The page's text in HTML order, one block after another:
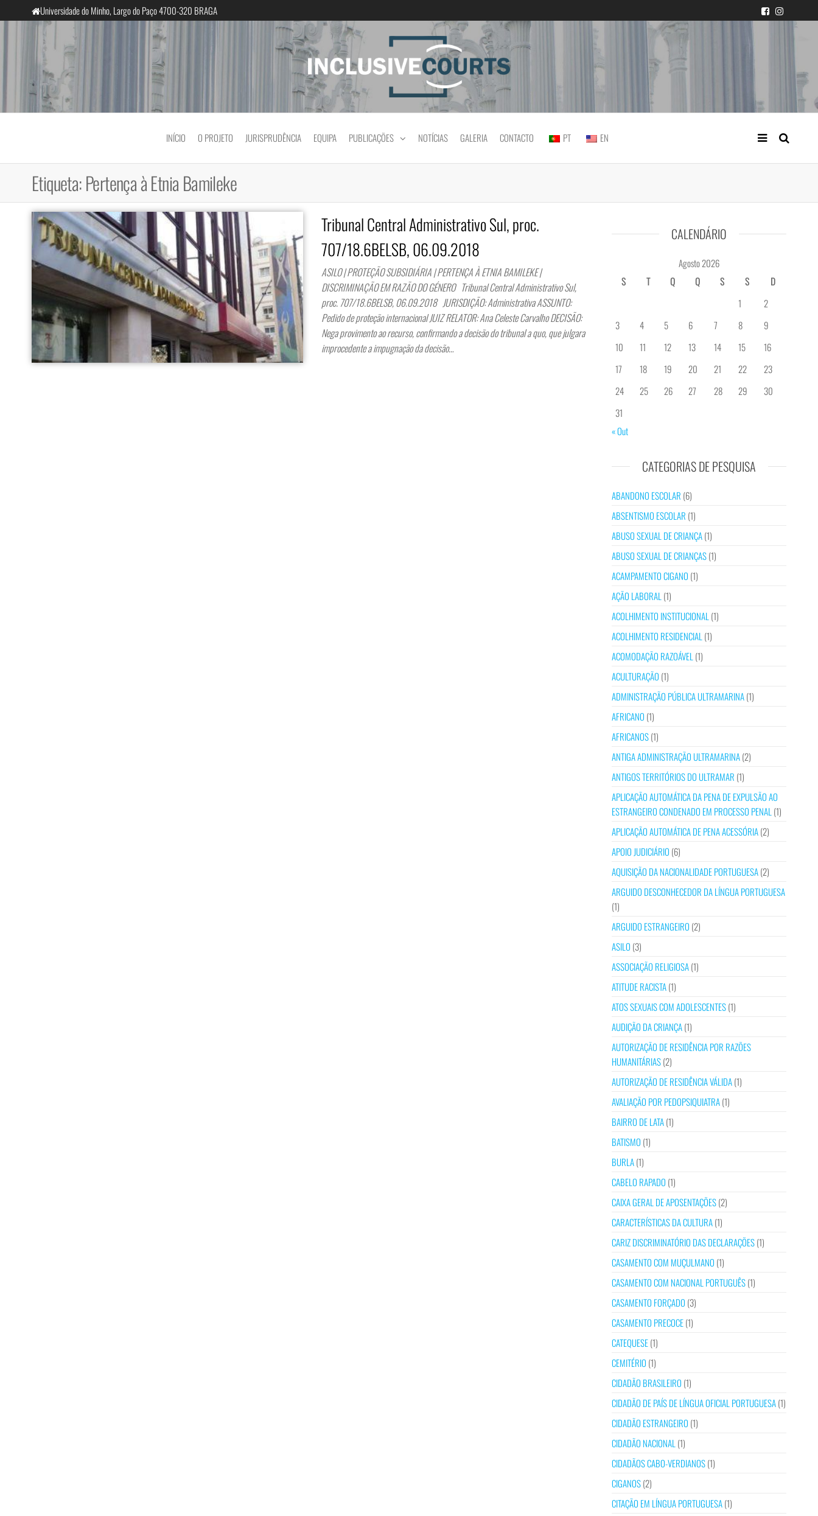
para
Universidade do Minho, Largo do Paço 4700-320 BRAGA
InclusiveCourts Igualdade e diferença cultural na prática judicial portuguesa
INÍCIO O PROJETO JURISPRUDÊNCIA EQUIPA PUBLICAÇÕES NOTÍCIAS GALERIA CONTACTO PT EN
Etiqueta:Pertença à Etnia Bamileke
Tribunal Central Administrativo Sul, proc.
707/18.6BELSB, 06.09.2018
ASILO | PROTEÇÃO SUBSIDIÁRIA | PERTENÇA À ETNIA BAMILEKE |
DISCRIMINAÇÃO EM RAZÃO DO GÉNERO Tribunal Central Administrativo Sul,
proc. 707/18.6BELSB, 06.09.2018 JURISDIÇÃO: Administrativa ASSUNTO:
Pedido de proteção internacional JUIZ RELATOR: Ana Celeste Carvalho DECISÃO:
Nega provimento ao recurso, confirmando a decisão do tribunal a quo, que julgara
improcedente a impugnação da decisão…
CALENDÁRIO
Agosto 2026
S
T Q Q S S
D
1
2
3
4 5 6 7 8
9
10
11 12 13 14 15
16
17
18 19 20 21 22
23
24
25 26 27 28 29
30
31
« Out
CATEGORIAS DE PESQUISA
ABANDONO ESCOLAR (6)
ABSENTISMO ESCOLAR (1)
ABUSO SEXUAL DE CRIANÇA(1)
ABUSO SEXUAL DE CRIANÇAS(1)
ACAMPAMENTO CIGANO (1)
AÇÃO LABORAL (1)
ACOLHIMENTO INSTITUCIONAL (1)
ACOLHIMENTO RESIDENCIAL (1)
ACOMODAÇÃO RAZOÁVEL (1)
ACULTURAÇÃO (1)
ADMINISTRAÇÃO PÚBLICA ULTRAMARINA(1)
AFRICANO (1)
AFRICANOS(1)
ANTIGA ADMINISTRAÇÃO ULTRAMARINA(2)
ANTIGOS TERRITÓRIOS DO ULTRAMAR (1)
APLICAÇÃO AUTOMÁTICA DA PENA DE EXPULSÃO AO
ESTRANGEIRO CONDENADO EM PROCESSO PENAL (1)
APLICAÇÃO AUTOMÁTICA DE PENA ACESSÓRIA(2)
APOIO JUDICIÁRIO (6)
AQUISIÇÃO DA NACIONALIDADE PORTUGUESA(2)
ARGUIDO DESCONHECEDOR DA LÍNGUA PORTUGUESA
(1)
ARGUIDO ESTRANGEIRO (2)
ASILO (3)
ASSOCIAÇÃO RELIGIOSA(1)
ATITUDE RACISTA(1)
ATOS SEXUAIS COM ADOLESCENTES(1)
AUDIÇÃO DA CRIANÇA(1)
AUTORIZAÇÃO DE RESIDÊNCIA POR RAZÕES
HUMANITÁRIAS(2)
AUTORIZAÇÃO DE RESIDÊNCIA VÁLIDA(1)
AVALIAÇÃO POR PEDOPSIQUIATRA(1)
BAIRRO DE LATA(1)
BATISMO (1)
BURLA(1)
CABELO RAPADO (1)
CAIXA GERAL DE APOSENTAÇÕES(2)
CARACTERÍSTICAS DA CULTURA(1)
CARIZ DISCRIMINATÓRIO DAS DECLARAÇÕES(1)
CASAMENTO COM MUÇULMANO (1)
CASAMENTO COM NACIONAL PORTUGUÊS(1)
CASAMENTO FORÇADO (3)
CASAMENTO PRECOCE(1)
CATEQUESE(1)
CEMITÉRIO (1)
CIDADÃO BRASILEIRO (1)
CIDADÃO DE PAÍS DE LÍNGUA OFICIAL PORTUGUESA(1)
CIDADÃO ESTRANGEIRO (1)
CIDADÃO NACIONAL (1)
CIDADÃOS CABO-VERDIANOS(1)
CIGANOS(2)
CITAÇÃO EM LÍNGUA PORTUGUESA(1)